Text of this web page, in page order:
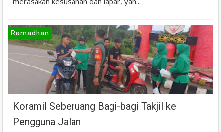
Ramadhan
Koramil Seberuang Bagi-bagi Takjil ke
Pengguna Jalan